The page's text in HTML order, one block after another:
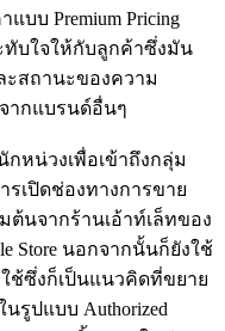
บบ Premium Pricing
ทับใจให้กับลูกค้าซึ่งมัน
สถานะของความ
ากแบรนด์อื่นๆ
หน่วงเพื่อเข้าถึงกลุ่ม
รเปิดช่องทางการขาย
ต้นจากร้านเอ้าท์เล็ทของ
Store นอกจากนั้นก็ยังใช้
ใช้ซึ่งก็เป็นแนวคิดที่ขยาย
รูปแบบ Authorized